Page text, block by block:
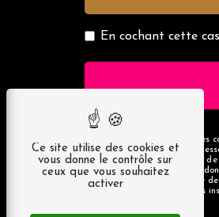
En cochant cette
** Les données
but de répondre à votre
rectification, d’effacement,
d’organiser le sort de vos
d'identité pourra vous être
Vous avez le droit de vous
Ce site utilise des cookies et
vous donne le contrôle sur
ceux que vous souhaitez
activer